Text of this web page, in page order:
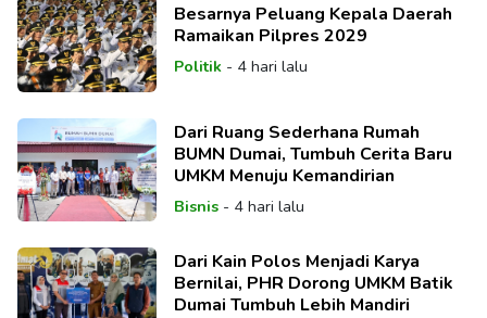
Besarnya Peluang Kepala Daerah
Ramaikan Pilpres 2029
Politik- 4 hari lalu
Dari Ruang Sederhana Rumah
BUMN Dumai, Tumbuh Cerita Baru
UMKM Menuju Kemandirian
Bisnis- 4 hari lalu
Dari Kain Polos Menjadi Karya
Bernilai, PHR Dorong UMKM Batik
Dumai Tumbuh Lebih Mandiri